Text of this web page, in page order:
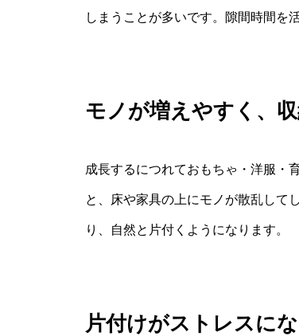
しまうことが多いです。隙間時間を
モノが増えやすく、
成長するにつれておもちゃ・洋服・
と、床や家具の上にモノが散乱して
り、自然と片付くようになります。
片付けがストレスに